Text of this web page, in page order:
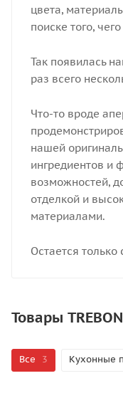
цвета,
поиске того,
Так появилась
раз всего
Что-то вроде
нашей
ингредиентов и
возможностей,
отделкой и
материалами.
Остается
Товары
Все 3 Кухонные